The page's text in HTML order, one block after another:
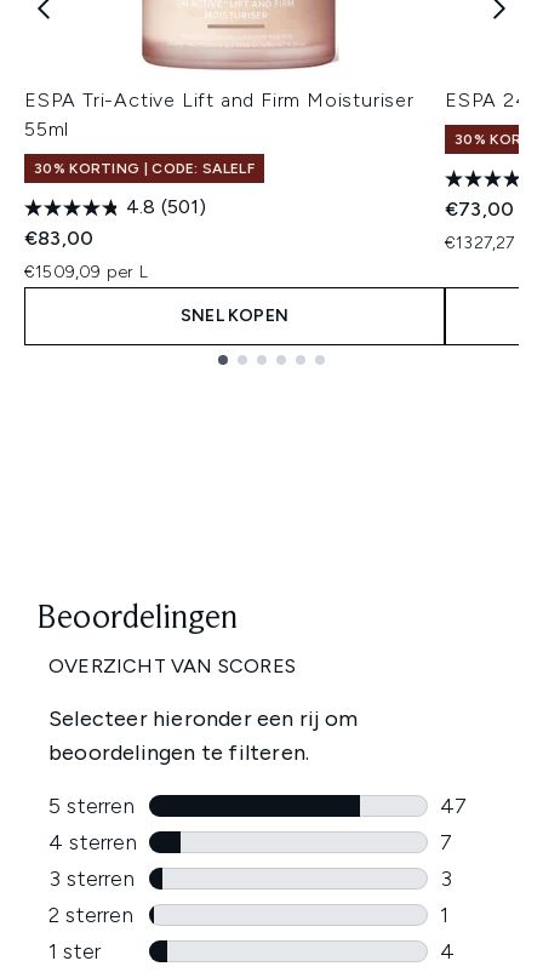
ESPA Tri-Active Lift and Firm Moisturiser
55ml
30% KORTING | CODE: SALELF
4.8 (501)
€83,00
€1509,09 per L
SNEL KOPEN
ESPA
30%
€73,00
€1327,27